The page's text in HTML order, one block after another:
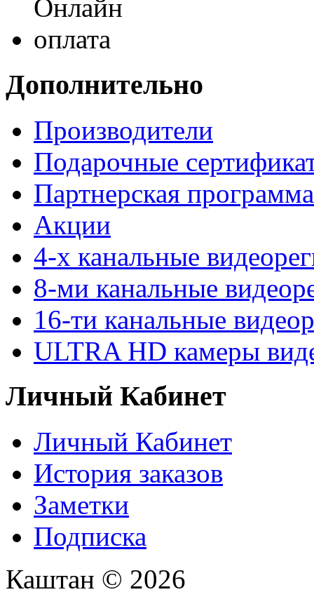
Дополнительно
Производители
Подарочные
Партнерская программа
Акции
4-х канальные
8-ми канальные
16-ти канальные
ULTRA HD камеры
Личный Кабинет
Личный Кабинет
История заказов
Заметки
Подписка
Каштан © 2026